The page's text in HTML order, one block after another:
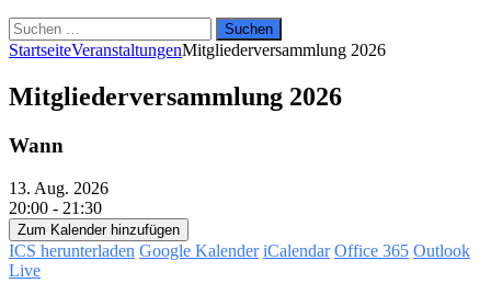
Suchen
nach:
StartseiteVeranstaltungenMitgliederversammlung 2026
Mitgliederversammlung 2026
Wann
13. Aug. 2026
20:00 - 21:30
Zum Kalender hinzufügen
ICS herunterladen Google Kalender iCalendar Office 365 Outlook
Live